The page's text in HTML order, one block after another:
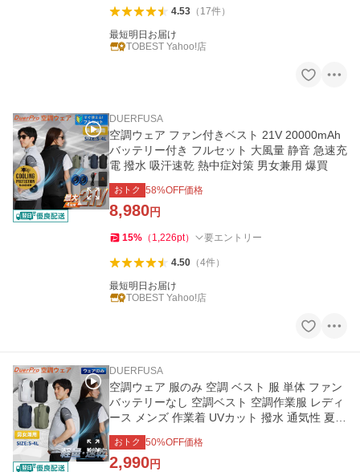
4.53（ 17件）
最短明日お届け
TOBEST Yahoo!店
DUERFUSA
空調ウェア ファン付きベスト 21V 20000mAh
バッテリー付き フルセット 大風量 静音 急速充
電 撥水 吸汗速乾 熱中症対策 男女兼用 爆買
おトク 58%OFF価格
8,980円
15% （ 1,226pt） 要エントリー
4.50（4件）
最短明日お届け
TOBEST Yahoo!店
DUERFUSA
空調ウェア 服のみ 空調 ベスト 服 単体 ファン
バッテリーなし 空調ベスト 空調作業服 レディ
ース メンズ 作業着 UVカット 撥水 通気性 夏
おトク 50%OFF価格
2,990円